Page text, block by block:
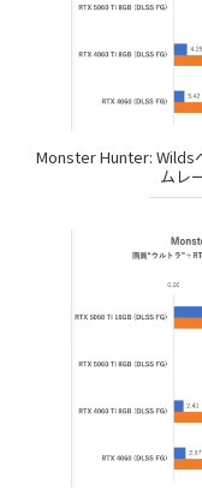
Monster Hunter: Wilds
ムレ